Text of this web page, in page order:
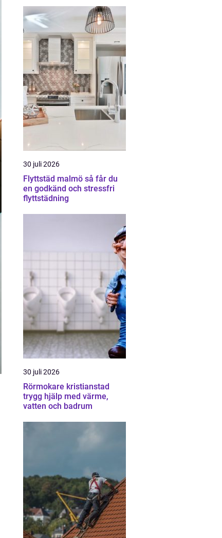
30 juli 2026
Flyttstäd malmö så får du
en godkänd och stressfri
flyttstädning
30 juli 2026
Rörmokare kristianstad
trygg hjälp med värme,
vatten och badrum